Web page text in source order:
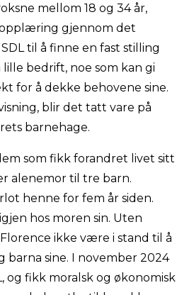
mellom 18 og 34 år,
gjennom det
til å finne en fast stilling
bedrift, noe som kan gi
for å dekke behovene sine.
blir det tatt vare på
barnehage.
som fikk forandret livet sitt
alenemor til tre barn.
henne for fem år siden.
hos moren sin. Uten
ikke være i stand til å
barna sine. I november 2024
og fikk moralsk og økonomisk